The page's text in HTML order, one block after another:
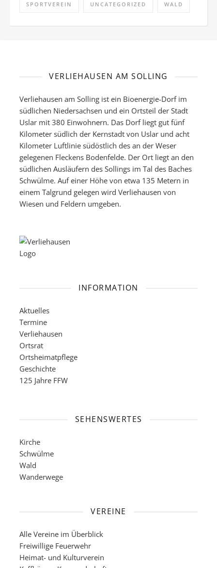
SPORTVEREIN UNCATEGORIZED WALD
VERLIEHAUSEN AM SOLLING
Verliehausen am Solling ist ein Bioenergie-Dorf im
südlichen Niedersachsen und ein Ortsteil der Stadt
Uslar mit 380 Einwohnern. Das Dorf liegt gut fünf
Kilometer südlich der Kernstadt von Uslar und acht
Kilometer Luftlinie südöstlich des an der Weser
gelegenen Fleckens Bodenfelde. Der Ort liegt an den
südlichen Ausläufern des Sollings im Tal des Baches
Schwülme. Auf einer Höhe von etwa 135 Metern in
einem Talgrund gelegen wird Verliehausen von
Wiesen und Feldern umgeben.
INFORMATION
Aktuelles
Termine
Verliehausen
Ortsrat
Ortsheimatpflege
Geschichte
125 Jahre FFW
SEHENSWERTES
Kirche
Schwülme
Wald
Wanderwege
VEREINE
Alle Vereine im Überblick
Freiwillige Feuerwehr
Heimat- und Kulturverein